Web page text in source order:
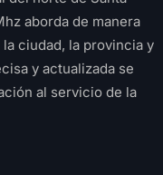
aborda de manera
ciudad, la provincia y
y actualizada se
al servicio de la